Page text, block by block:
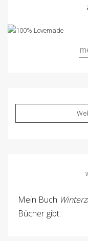
Mein Buch
Bücher gibt: